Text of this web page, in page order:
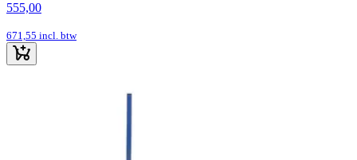
555,00
671,55 incl. btw